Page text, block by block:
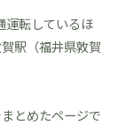
運転しているほ
駅（福井県敦賀
とめたページで